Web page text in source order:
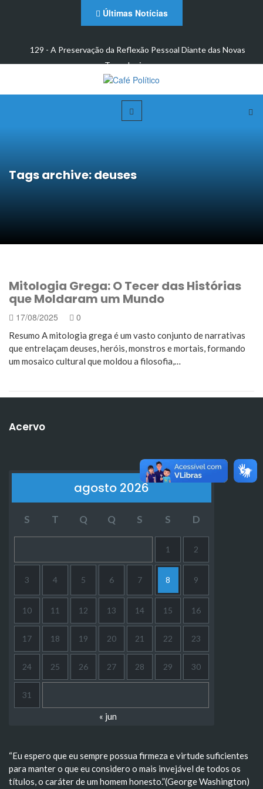
Últimas Notícias
129 - A Preservação da Reflexão Pessoal Diante das Novas
Tecnologias: um…
Tags archive: deuses
Mitologia Grega: O Tecer das Histórias
que Moldaram um Mundo
17/08/2025 0
Resumo A mitologia grega é um vasto conjunto de narrativas
que entrelaçam deuses, heróis, monstros e mortais, formando
um mosaico cultural que moldou a filosofia,…
Acervo
agosto 2026
S T Q Q S S D
1 2
3 4 5 6 7 8 9
10 11 12 13 14 15 16
17 18 19 20 21 22 23
24 25 26 27 28 29 30
31
« jun
“Eu espero que eu sempre possua firmeza e virtude suficientes
para manter o que eu considero o mais invejável de todos os
títulos, o caráter de um homem honesto.”(George Washington)